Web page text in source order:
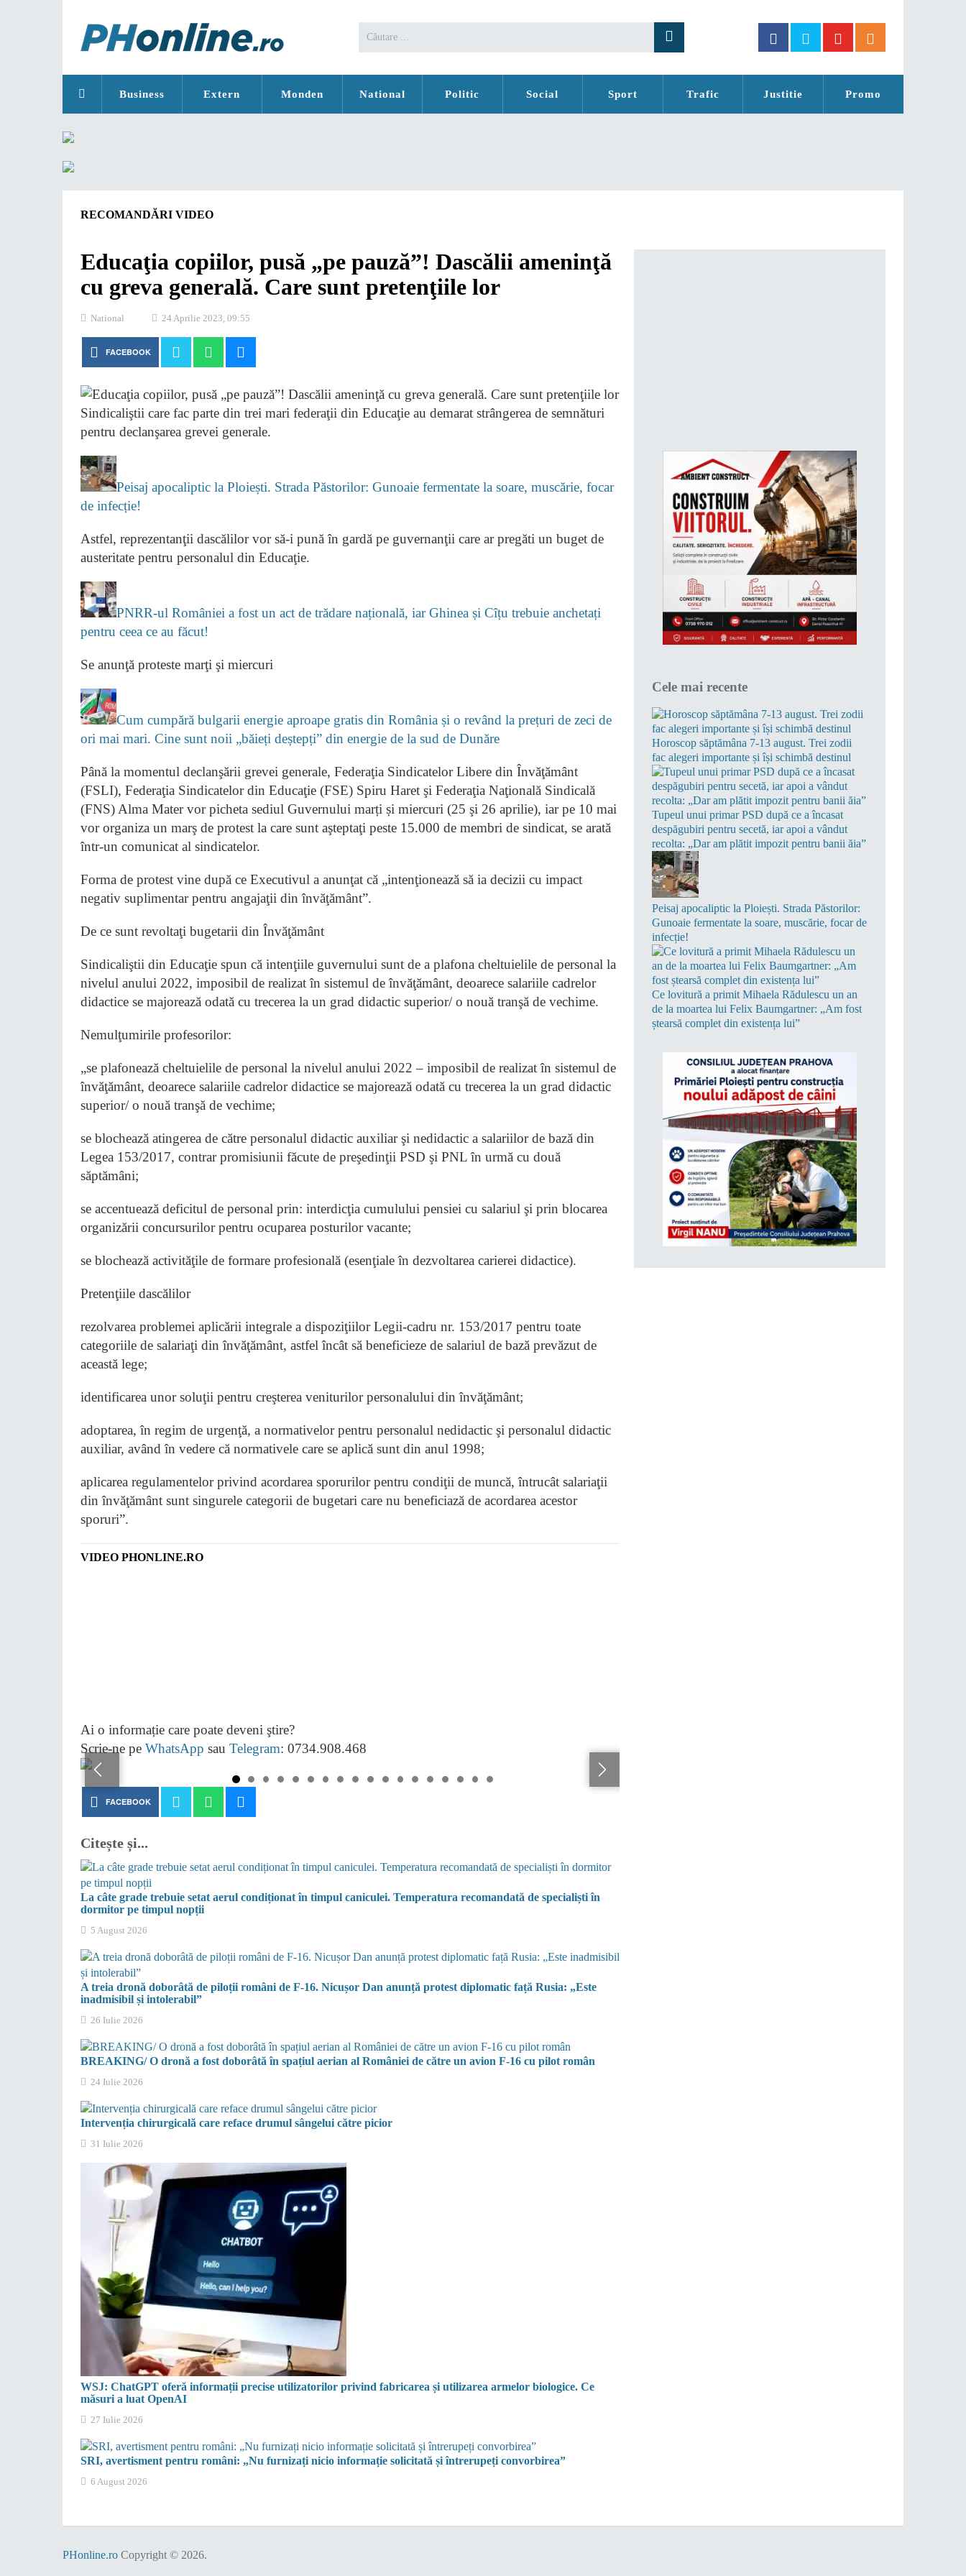
Business Extern Monden National Politic Social Sport Trafic Justitie Promo
RECOMANDĂRI VIDEO
Educaţia copiilor, pusă „pe pauză”! Dascălii ameninţă
cu greva generală. Care sunt pretenţiile lor
National 24 Aprilie 2023, 09:55
FACEBOOK
Sindicaliştii care fac parte din trei mari federaţii din Educaţie au demarat strângerea de semnături
pentru declanşarea grevei generale.
Peisaj apocaliptic la Ploiești. Strada Păstorilor: Gunoaie fermentate la soare, muscărie, focar
de infecție!
Astfel, reprezentanţii dascălilor vor să-i pună în gardă pe guvernanţii care ar pregăti un buget de
austeritate pentru personalul din Educaţie.
PNRR-ul României a fost un act de trădare națională, iar Ghinea și Cîțu trebuie anchetați
pentru ceea ce au făcut!
Se anunţă proteste marţi şi miercuri
Cum cumpără bulgarii energie aproape gratis din România și o revând la prețuri de zeci de
ori mai mari. Cine sunt noii „băieți deștepți” din energie de la sud de Dunăre
Până la momentul declanşării grevei generale, Federaţia Sindicatelor Libere din Învăţământ
(FSLI), Federaţia Sindicatelor din Educaţie (FSE) Spiru Haret şi Federaţia Naţională Sindicală
(FNS) Alma Mater vor picheta sediul Guvernului marți și miercuri (25 şi 26 aprilie), iar pe 10 mai
vor organiza un marş de protest la care sunt aşteptaţi peste 15.000 de membri de sindicat, se arată
într-un comunicat al sindicatelor.
Forma de protest vine după ce Executivul a anunţat că „intenţionează să ia decizii cu impact
negativ suplimentar pentru angajaţii din învăţământ”.
De ce sunt revoltaţi bugetarii din Învăţământ
Sindicaliştii din Educaţie spun că intenţiile guvernului sunt de a plafona cheltuielile de personal la
nivelul anului 2022, imposibil de realizat în sistemul de învăţământ, deoarece salariile cadrelor
didactice se majorează odată cu trecerea la un grad didactic superior/ o nouă tranşă de vechime.
Nemulţumirile profesorilor:
„se plafonează cheltuielile de personal la nivelul anului 2022 – imposibil de realizat în sistemul de
învăţământ, deoarece salariile cadrelor didactice se majorează odată cu trecerea la un grad didactic
superior/ o nouă tranşă de vechime;
se blochează atingerea de către personalul didactic auxiliar şi nedidactic a salariilor de bază din
Legea 153/2017, contrar promisiunii făcute de preşedinţii PSD şi PNL în urmă cu două
săptămâni;
se accentuează deficitul de personal prin: interdicţia cumulului pensiei cu salariul şi prin blocarea
organizării concursurilor pentru ocuparea posturilor vacante;
se blochează activităţile de formare profesională (esenţiale în dezvoltarea carierei didactice).
Pretenţiile dascălilor
rezolvarea problemei aplicării integrale a dispoziţiilor Legii-cadru nr. 153/2017 pentru toate
categoriile de salariaţi din învăţământ, astfel încât să beneficieze de salariul de bază prevăzut de
această lege;
identificarea unor soluţii pentru creşterea veniturilor personalului din învăţământ;
adoptarea, în regim de urgenţă, a normativelor pentru personalul nedidactic şi personalul didactic
auxiliar, având în vedere că normativele care se aplică sunt din anul 1998;
aplicarea regulamentelor privind acordarea sporurilor pentru condiţii de muncă, întrucât salariaţii
din învăţământ sunt singurele categorii de bugetari care nu beneficiază de acordarea acestor
sporuri”.
VIDEO PHONLINE.RO
Ai o informație care poate deveni ştire?
Scrie-ne pe WhatsApp sau Telegram: 0734.908.468
FACEBOOK
Citește și...
La câte grade trebuie setat aerul condiționat în timpul caniculei. Temperatura recomandată de specialiști în
dormitor pe timpul nopții
5 August 2026
A treia dronă doborâtă de piloții români de F-16. Nicușor Dan anunță protest diplomatic față Rusia: „Este
inadmisibil și intolerabil”
26 Iulie 2026
BREAKING/ O dronă a fost doborâtă în spațiul aerian al României de către un avion F-16 cu pilot român
24 Iulie 2026
Intervenția chirurgicală care reface drumul sângelui către picior
31 Iulie 2026
WSJ: ChatGPT oferă informații precise utilizatorilor privind fabricarea și utilizarea armelor biologice. Ce
măsuri a luat OpenAI
27 Iulie 2026
SRI, avertisment pentru români: „Nu furnizați nicio informație solicitată și întrerupeți convorbirea”
6 August 2026
Cele mai recente
Horoscop săptămâna 7-13 august. Trei zodii
fac alegeri importante și își schimbă destinul
Tupeul unui primar PSD după ce a încasat
despăgubiri pentru secetă, iar apoi a vândut
recolta: „Dar am plătit impozit pentru banii ăia”
Peisaj apocaliptic la Ploiești. Strada Păstorilor:
Gunoaie fermentate la soare, muscărie, focar de
infecție!
Ce lovitură a primit Mihaela Rădulescu un an
de la moartea lui Felix Baumgartner: „Am fost
ștearsă complet din existența lui”
PHonline.ro Copyright © 2026.